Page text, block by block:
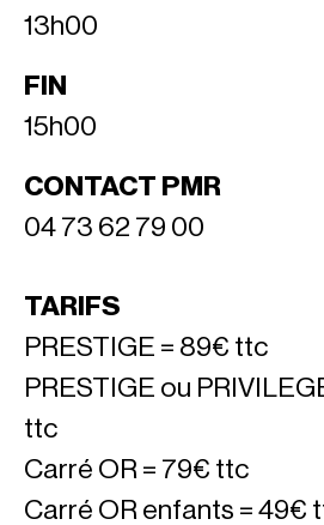
13h00
FIN
15h00
CONTACT PMR
04 73 62 79 00
TARIFS
PRESTIGE = 89€ ttc
PRESTIGE ou
ttc
Carré OR = 79€ ttc
Carré OR enfants = 49€